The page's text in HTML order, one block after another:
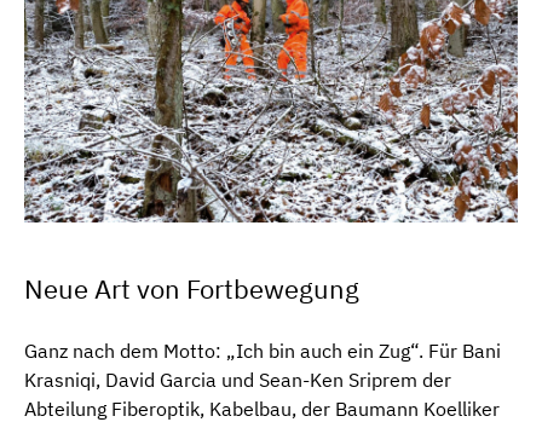
Neue Art von Fortbewegung
Ganz nach dem Motto: „Ich bin auch ein Zug“. Für Bani
Krasniqi, David Garcia und Sean-Ken Sriprem der
Abteilung Fiberoptik, Kabelbau, der Baumann Koelliker